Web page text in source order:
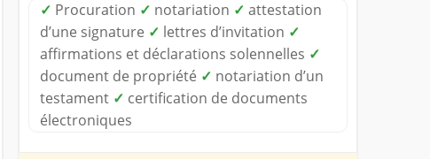
✓ Procuration ✓ notariation ✓ attestation
d’une signature ✓ lettres d’invitation ✓
affirmations et déclarations solennelles ✓
document de propriété ✓ notariation d’un
testament ✓ certification de documents
électroniques